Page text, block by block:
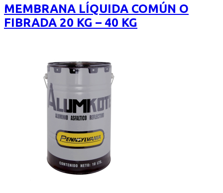
desde
$2.350
hasta
$4.500
MEMBRANA LÍQUIDA COMÚN O
FIBRADA 20 KG – 40 KG